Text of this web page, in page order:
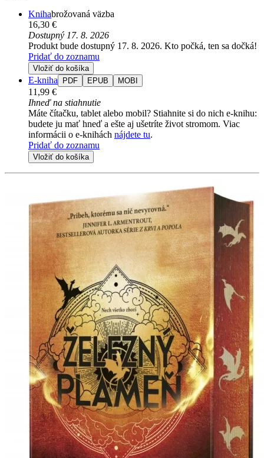
Knihabrožovaná väzba
16,30 €
Dostupný 17. 8. 2026
Produkt bude dostupný 17. 8. 2026. Kto počká, ten sa dočká!
Pridať do zoznamu
Vložiť do košíka
E-kniha PDF EPUB MOBI
11,99 €
Ihneď na stiahnutie
Máte čítačku, tablet alebo mobil? Stiahnite si do nich e-knihu:
budete ju mať hneď a ešte aj ušetríte život stromom. Viac
informácii o e-knihách nájdete tu.
Pridať do zoznamu
Vložiť do košíka